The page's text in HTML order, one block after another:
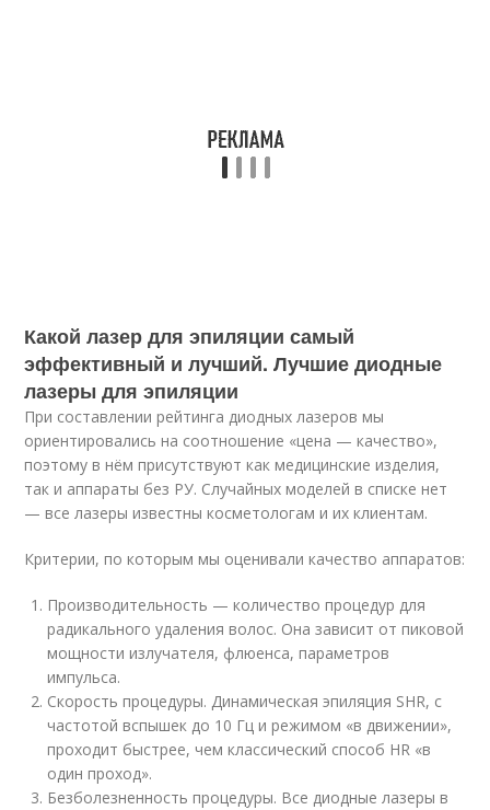
Какой лазер для эпиляции самый
эффективный и лучший. Лучшие диодные
лазеры для эпиляции
При составлении рейтинга диодных лазеров мы
ориентировались на соотношение «цена — качество»,
поэтому в нём присутствуют как медицинские изделия,
так и аппараты без РУ. Случайных моделей в списке нет
— все лазеры известны косметологам и их клиентам.
Критерии, по которым мы оценивали качество аппаратов:
Производительность — количество процедур для
радикального удаления волос. Она зависит от пиковой
мощности излучателя, флюенса, параметров
импульса.
Скорость процедуры. Динамическая эпиляция SHR, с
частотой вспышек до 10 Гц и режимом «в движении»,
проходит быстрее, чем классический способ HR «в
один проход».
Безболезненность процедуры. Все диодные лазеры в